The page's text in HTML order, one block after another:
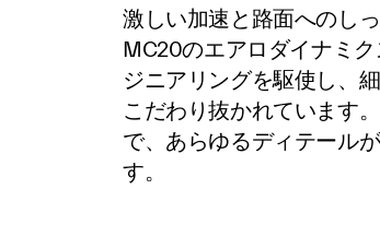
激しい加速と路面へのし
MC20のエアロダイナミ
ジニアリングを駆使し、
こだわり抜かれています
で、あらゆるディテール
す。